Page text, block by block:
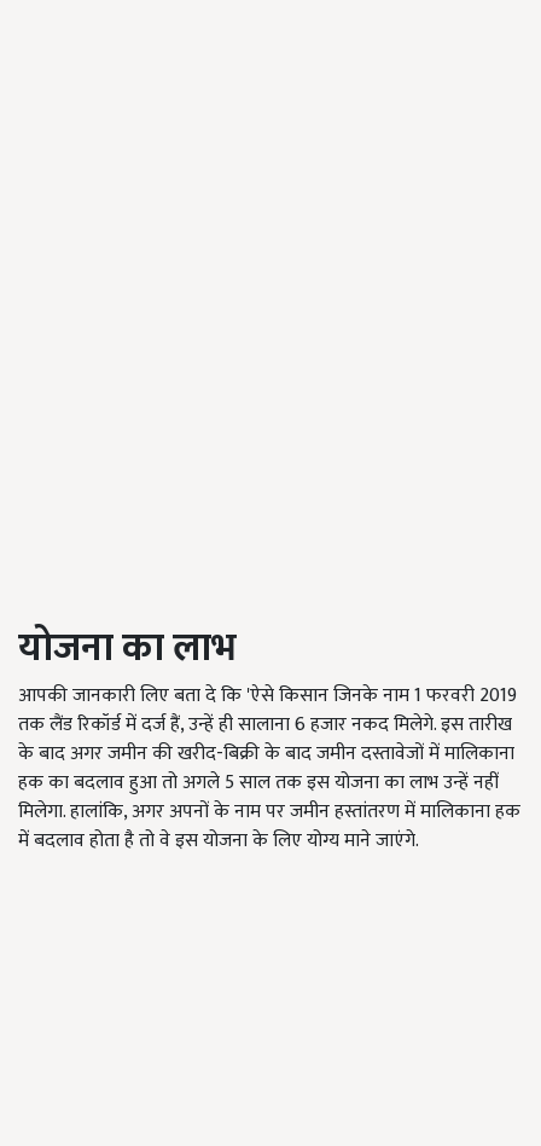
योजना का लाभ
आपकी जानकारी लिए बता दे कि 'ऐसे किसान जिनके नाम 1 फरवरी 2019
तक लैंड रिकॉर्ड में दर्ज हैं, उन्हें ही सालाना 6 हजार नकद मिलेगे. इस तारीख
के बाद अगर जमीन की खरीद-बिक्री के बाद जमीन दस्तावेजों में मालिकाना
हक का बदलाव हुआ तो अगले 5 साल तक इस योजना का लाभ उन्हें नहीं
मिलेगा. हालांकि, अगर अपनों के नाम पर जमीन हस्तांतरण में मालिकाना हक
में बदलाव होता है तो वे इस योजना के लिए योग्य माने जाएंगे.